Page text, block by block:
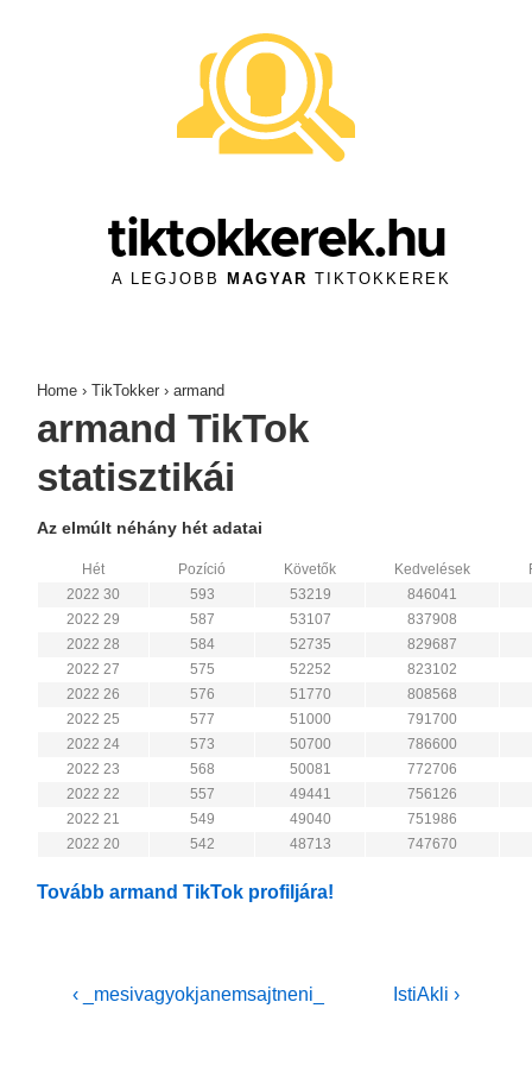
tiktokkerek.hu
A LEGJOBB MAGYAR TIKTOKKEREK
Home › TikTokker › armand
armand TikTok
statisztikái
Az elmúlt néhány hét adatai
Hét Pozíció Követők Kedvelések
2022 30
593 53219
846041
2022 29
587 53107
837908
2022 28
584 52735
829687
2022 27
575 52252
823102
2022 26
576 51770
808568
2022 25
577 51000
791700
2022 24
573 50700
786600
2022 23
568 50081
772706
2022 22
557 49441
756126
2022 21
549 49040
751986
2022 20
542 48713 747670
Tovább armand TikTok profiljára!
Bejegyzés
Previous
‹ _mesivagyokjanemsajtneni_
Next
IstiAkli ›